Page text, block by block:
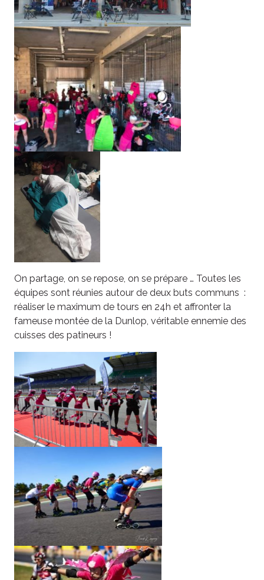
On partage, on se repose, on se prépare … Toutes les
équipes sont réunies autour de deux buts communs :
réaliser le maximum de tours en 24h et affronter la
fameuse montée de la Dunlop, véritable ennemie des
cuisses des patineurs !